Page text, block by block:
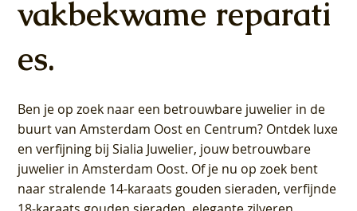
vakbekwame reparati
es.
Ben je op zoek naar een betrouwbare juwelier in de
buurt van Amsterdam Oost en Centrum? Ontdek luxe
en verfijning bij Sialia Juwelier, jouw betrouwbare
juwelier in Amsterdam Oost. Of je nu op zoek bent
naar stralende 14-karaats gouden sieraden, verfijnde